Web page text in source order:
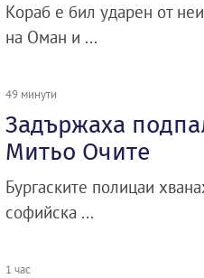
Кораб е бил ударен от
на Оман и ...
49 минути
Задържаха
Митьо Очите
Бургаските полицаи
софийска ...
1 час